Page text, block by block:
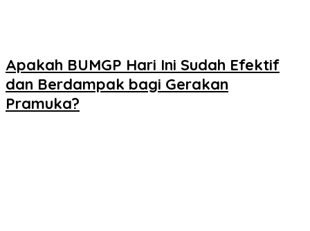
Apakah BUMGP Hari Ini Sudah Efektif
dan Berdampak bagi Gerakan
Pramuka?